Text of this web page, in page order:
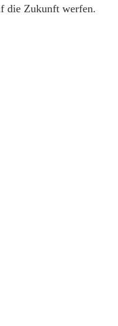
die Zukunft werfen.